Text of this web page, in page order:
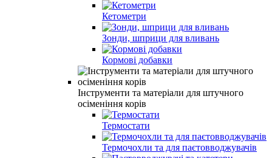
Кетометри
Зонди, шприци для вливань
Кормові добавки
Інструменти та матеріали для штучного
осіменіння корів
Термостати
Термочохли та для паєтовводжувачів